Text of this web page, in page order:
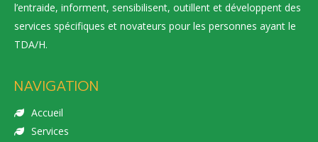
l’entraide, informent, sensibilisent, outillent et développent des
services spécifiques et novateurs pour les personnes ayant le
TDA/H.
NAVIGATION
Accueil
Services